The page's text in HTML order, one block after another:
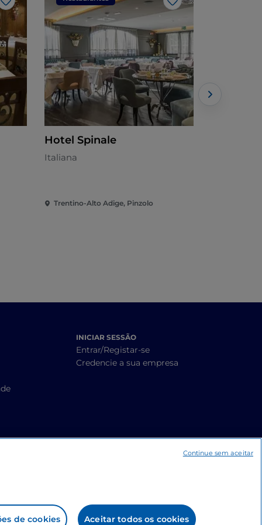
Gosto Gosto
Hotel Spinale
Italiana
Trentino-Alto Adige, Pinzolo
INICIAR SESSÃO
Entrar/Registar-se
Credencie a sua empresa
de cookies Aceitar todos os cookies
Continue sem aceitar